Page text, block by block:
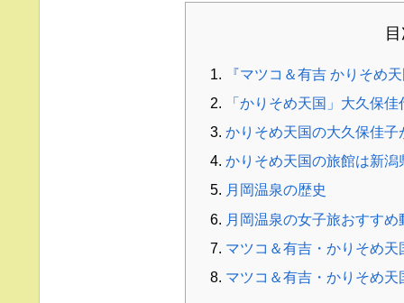
『マツコ＆有吉 かりそめ
「かりそめ天国」大久保
かりそめ天国の大久保佳
かりそめ天国の旅館は新
月岡温泉の歴史
月岡温泉の女子旅おすすめ
マツコ＆有吉・かりそめ
マツコ＆有吉・かりそめ